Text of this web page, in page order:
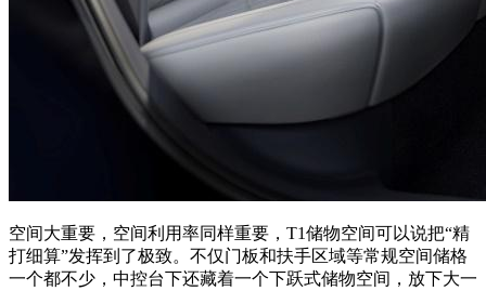
空间大重要，空间利用率同样重要，T1储物空间可以说把“精
打细算”发挥到了极致。不仅门板和扶手区域等常规空间储格
一个都不少，中控台下还藏着一个下跃式储物空间，放下大一